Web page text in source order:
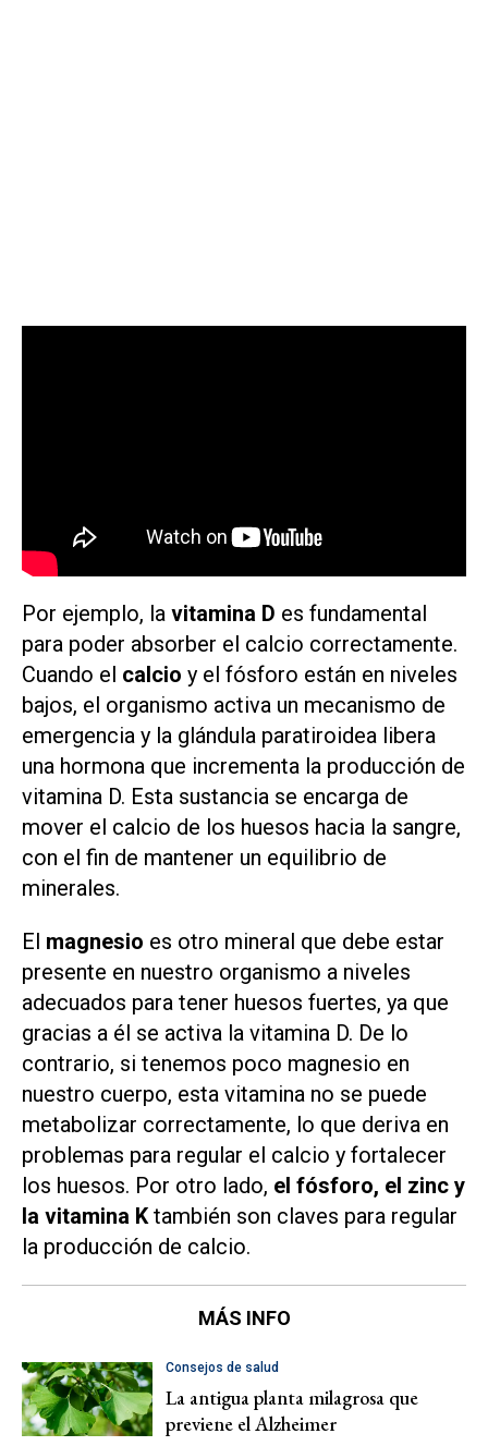
Por ejemplo, la vitamina D es fundamental
para poder absorber el calcio correctamente.
Cuando el calcio y el fósforo están en niveles
bajos, el organismo activa un mecanismo de
emergencia y la glándula paratiroidea libera
una hormona que incrementa la producción de
vitamina D. Esta sustancia se encarga de
mover el calcio de los huesos hacia la sangre,
con el fin de mantener un equilibrio de
minerales.
El magnesio es otro mineral que debe estar
presente en nuestro organismo a niveles
adecuados para tener huesos fuertes, ya que
gracias a él se activa la vitamina D. De lo
contrario, si tenemos poco magnesio en
nuestro cuerpo, esta vitamina no se puede
metabolizar correctamente, lo que deriva en
problemas para regular el calcio y fortalecer
los huesos. Por otro lado, el fósforo, el zinc y
la vitamina Ktambién son claves para regular
la producción de calcio.
MÁS INFO
Consejos de salud
La antigua planta milagrosa que
previene el Alzheimer